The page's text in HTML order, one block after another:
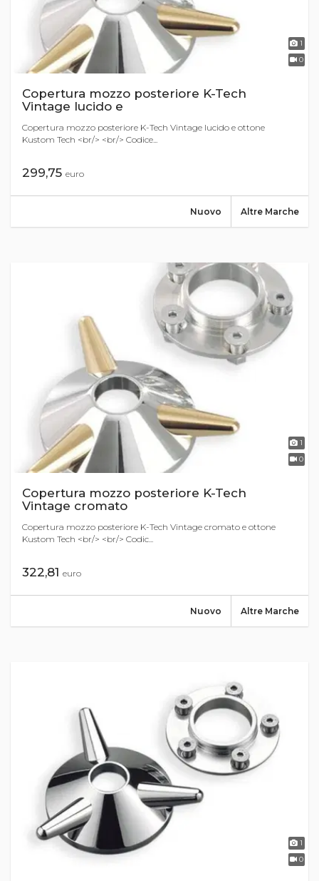
1
0
Copertura mozzo posteriore K-Tech
Vintage lucido e
Copertura mozzo posteriore K-Tech Vintage lucido e ottone
Kustom Tech <br/> <br/> Codice...
299,75 euro
Altre Marche
Nuovo
1
0
Copertura mozzo posteriore K-Tech
Vintage cromato
Copertura mozzo posteriore K-Tech Vintage cromato e ottone
Kustom Tech <br/> <br/> Codic...
322,81 euro
Altre Marche
Nuovo
1
0